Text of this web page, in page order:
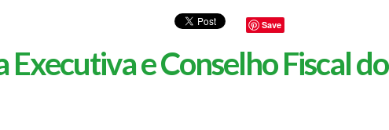
Save
e Conselho Fiscal do